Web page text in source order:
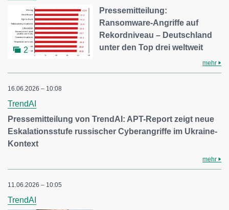
2
Pressemitteilung:
Ransomware-Angriffe auf
Rekordniveau – Deutschland
unter den Top drei weltweit
mehr
16.06.2026 – 10:08
TrendAI
Pressemitteilung von TrendAI: APT-Report zeigt neue
Eskalationsstufe russischer Cyberangriffe im Ukraine-
Kontext
mehr
11.06.2026 – 10:05
TrendAI